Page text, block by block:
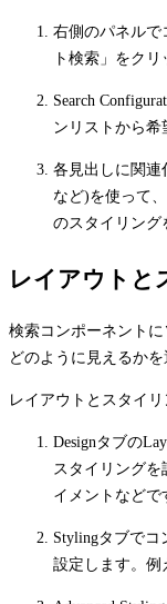
右側のパネルで
ト検索」をクリ
Search
ンリストから希
各見出しに関連
など)を使って
のスタイリング
レイアウトと
検索コンポーネント
どのように見えるかを
レイアウトとスタイ
Designタブの
スタイリングを
イメントなどで
Stylingタブでコ
設定します。例